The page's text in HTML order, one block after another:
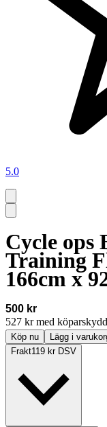
5.0
Cycle ops
Training
166cm x
500 kr
527 kr med
Köp nu
Lägg i
Frakt119 kr DSV